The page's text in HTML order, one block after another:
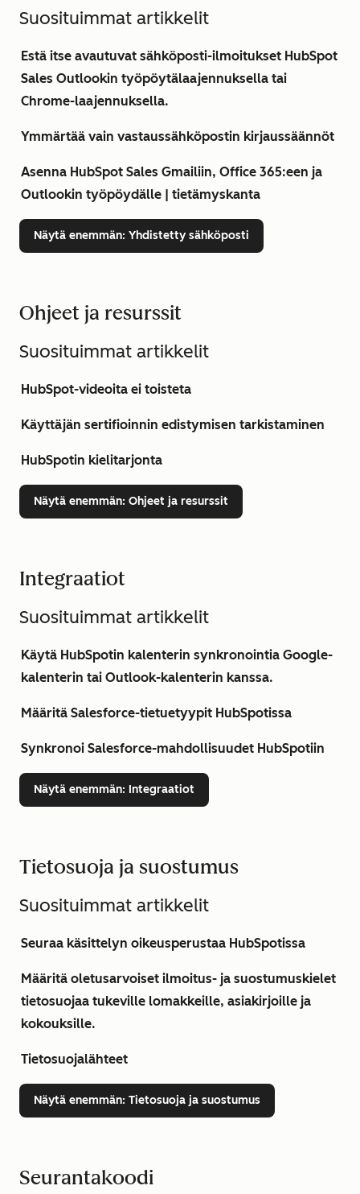
Suosituimmat artikkelit
Estä itse avautuvat sähköposti-ilmoitukset HubSpot
Sales Outlookin työpöytälaajennuksella tai
Chrome-laajennuksella.
Ymmärtää vain vastaussähköpostin kirjaussäännöt
Asenna HubSpot Sales Gmailiin, Office 365:een ja
Outlookin työpöydälle | tietämyskanta
Näytä enemmän: Yhdistetty sähköposti
Ohjeet ja resurssit
Suosituimmat artikkelit
HubSpot-videoita ei toisteta
Käyttäjän sertifioinnin edistymisen tarkistaminen
HubSpotin kielitarjonta
Näytä enemmän: Ohjeet ja resurssit
Integraatiot
Suosituimmat artikkelit
Käytä HubSpotin kalenterin synkronointia Google-
kalenterin tai Outlook-kalenterin kanssa.
Määritä Salesforce-tietuetyypit HubSpotissa
Synkronoi Salesforce-mahdollisuudet HubSpotiin
Näytä enemmän: Integraatiot
Tietosuoja ja suostumus
Suosituimmat artikkelit
Seuraa käsittelyn oikeusperustaa HubSpotissa
Määritä oletusarvoiset ilmoitus- ja suostumuskielet
tietosuojaa tukeville lomakkeille, asiakirjoille ja
kokouksille.
Tietosuojalähteet
Näytä enemmän: Tietosuoja ja suostumus
Seurantakoodi